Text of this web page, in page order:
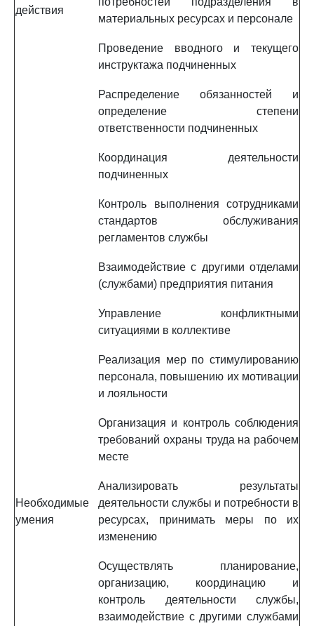
действия
материальных ресурсах и персонале
Проведение вводного и текущего
инструктажа подчиненных
Распределение обязанностей и
определение степени
ответственности подчиненных
Координация деятельности
подчиненных
Контроль выполнения сотрудниками
стандартов обслуживания
регламентов службы
Взаимодействие с другими отделами
(службами) предприятия питания
Управление конфликтными
ситуациями в коллективе
Реализация мер по стимулированию
персонала, повышению их мотивации
и лояльности
Организация и контроль соблюдения
требований охраны труда на рабочем
месте
Необходимые
умения
Анализировать результаты
деятельности службы и потребности в
ресурсах, принимать меры по их
изменению
Осуществлять планирование,
организацию, координацию и
контроль деятельности службы,
взаимодействие с другими службами